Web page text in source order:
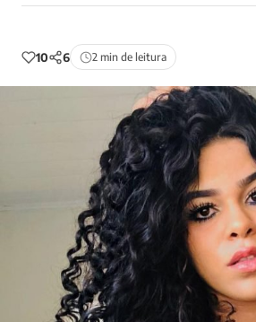
10 6 2 min de leitura